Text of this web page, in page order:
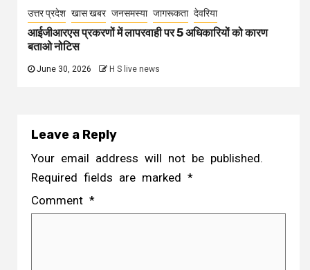
उत्तर प्रदेश खास खबर जनसमस्या जागरूकता देवरिया
आईजीआरएस प्रकरणों में लापरवाही पर 5 अधिकारियों को कारण
बताओ नोटिस
June 30, 2026 H S live news
Leave a Reply
Your email address will not be published.
Required fields are marked *
Comment *